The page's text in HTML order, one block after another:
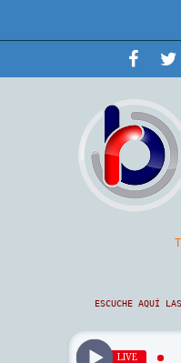
ESCUCHE AQUÍ
LIVE